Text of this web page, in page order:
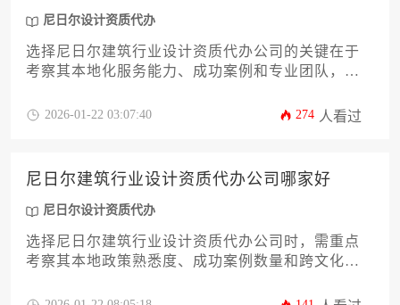
尼日尔设计资质代办
选择尼日尔建筑行业设计资质代办公司的关键在于
考察其本地化服务能力、成功案例和专业团队，建
质服务商。对于中国企业而言，找到熟悉尼日尔建
2026-01-22 03:07:40 274 人看过
尼日尔建筑行业设计资质代办公司哪家好
尼日尔设计资质代办
选择尼日尔建筑行业设计资质代办公司时，需重点
考察其本地政策熟悉度、成功案例数量和跨文化协
的资质审批流程，规避法律风险，其中具备丰富非